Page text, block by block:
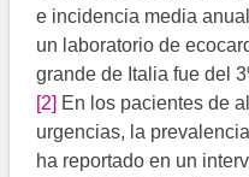
e incidencia media
un laboratorio de
grande de Italia fue del
[2] En los pacientes de
urgencias, la
ha reportado en un